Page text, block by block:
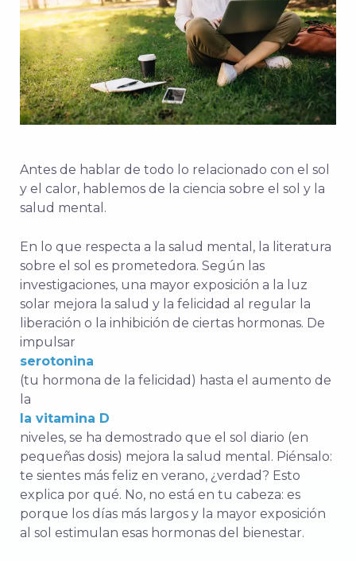
Antes de hablar de todo lo relacionado con el sol
y el calor, hablemos de la ciencia sobre el sol y la
salud mental.
En lo que respecta a la salud mental, la literatura
sobre el sol es prometedora. Según las
investigaciones, una mayor exposición a la luz
solar mejora la salud y la felicidad al regular la
liberación o la inhibición de ciertas hormonas. De
impulsar
serotonina
(tu hormona de la felicidad) hasta el aumento de
la
la vitamina D
niveles, se ha demostrado que el sol diario (en
pequeñas dosis) mejora la salud mental. Piénsalo:
te sientes más feliz en verano, ¿verdad? Esto
explica por qué. No, no está en tu cabeza: es
porque los días más largos y la mayor exposición
al sol estimulan esas hormonas del bienestar.